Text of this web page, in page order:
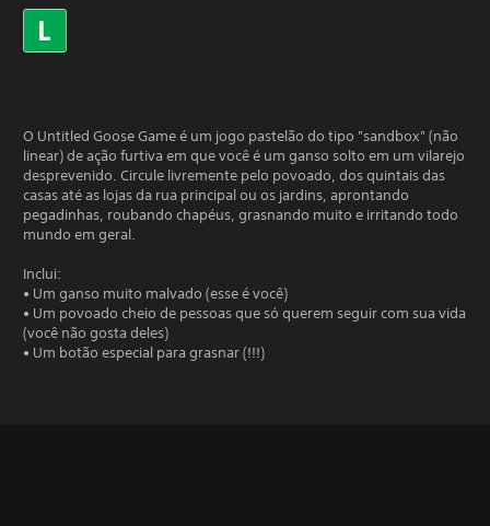
O Untitled Goose Game é um jogo pastelão do tipo "sandbox" (não
linear) de ação furtiva em que você é um ganso solto em um vilarejo
desprevenido. Circule livremente pelo povoado, dos quintais das
casas até as lojas da rua principal ou os jardins, aprontando
pegadinhas, roubando chapéus, grasnando muito e irritando todo
mundo em geral.
Inclui:
• Um ganso muito malvado (esse é você)
• Um povoado cheio de pessoas que só querem seguir com sua vida
(você não gosta deles)
• Um botão especial para grasnar (!!!)